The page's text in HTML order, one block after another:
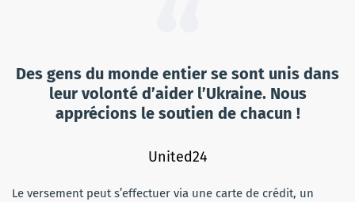
Des gens du monde entier se sont unis dans
leur volonté d’aider l’Ukraine. Nous
apprécions le soutien de chacun !
United24
Le versement peut s’effectuer via une carte de crédit, un